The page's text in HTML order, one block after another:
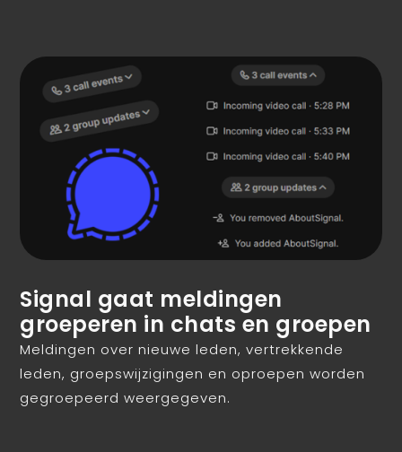
Signal gaat meldingen
groeperen in chats en groepen
Meldingen over nieuwe leden, vertrekkende
leden, groepswijzigingen en oproepen worden
gegroepeerd weergegeven.